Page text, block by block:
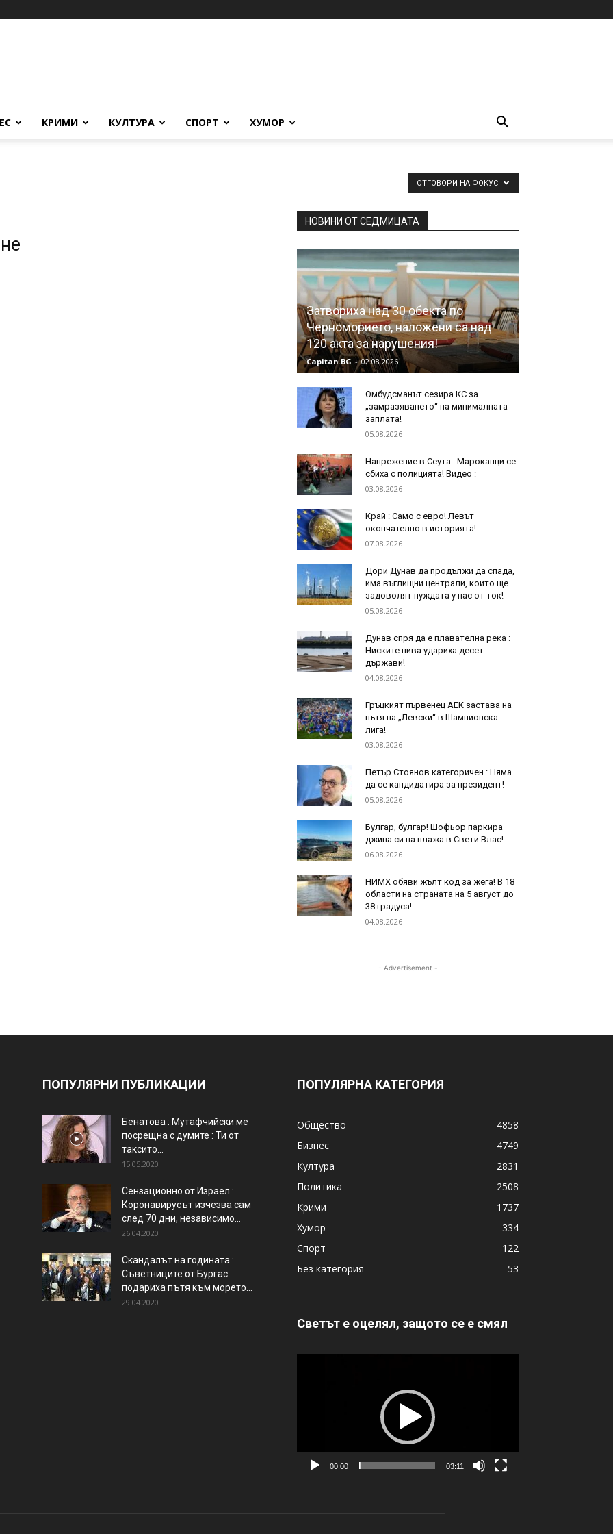
КРИМИ КУЛТУРА СПОРТ ХУМОР
ОТГОВОРИ НА ФОКУС
НОВИНИ ОТ СЕДМИЦАТА
Затвориха над 30 обекта по
Черноморието, наложени са над
120 акта за нарушения!
Capitan.BG - 02.08.2026
Омбудсманът сезира КС за
„замразяването“ на минималната
заплата!
05.08.2026
Напрежение в Сеута : Мароканци се
сбиха с полицията! Видео :
03.08.2026
Край : Само с евро! Левът
окончателно в историята!
07.08.2026
Дори Дунав да продължи да спада,
има въглищни централи, които ще
задоволят нуждата у нас от ток!
05.08.2026
Дyнaв спря да e плaвaтeлнa peĸa :
Ниските нива удариха десет
държави!
04.08.2026
Гръцкият първенец АЕК застава на
пътя на „Левски“ в Шампионска
лига!
03.08.2026
Петър Стоянов категоричен : Няма
да се кандидатира за президент!
05.08.2026
Булгар, булгар! Шофьор паркира
джипа си на плажа в Свети Влас!
06.08.2026
НИМХ обяви жълт код за жега! В 18
области на страната на 5 август до
38 градуса!
04.08.2026
- Advertisement -
ПОПУЛЯРНИ ПУБЛИКАЦИИ
Бенатова : Мутафчийски ме
посрещна с думите : Ти от
таксито...
15.05.2020
Сензационно от Израел :
Коронавирусът изчезва сам
след 70 дни, независимо...
26.04.2020
Скандалът на годината :
Съветниците от Бургас
подариха пътя към морето...
29.04.2020
ПОПУЛЯРНА КАТЕГОРИЯ
Общество
4858
Бизнес
4749
Култура
2831
Политика
2508
Крими
1737
Хумор
334
Спорт
122
Без категория
53
Светът е оцелял, защото се е смял
00:00 03:11